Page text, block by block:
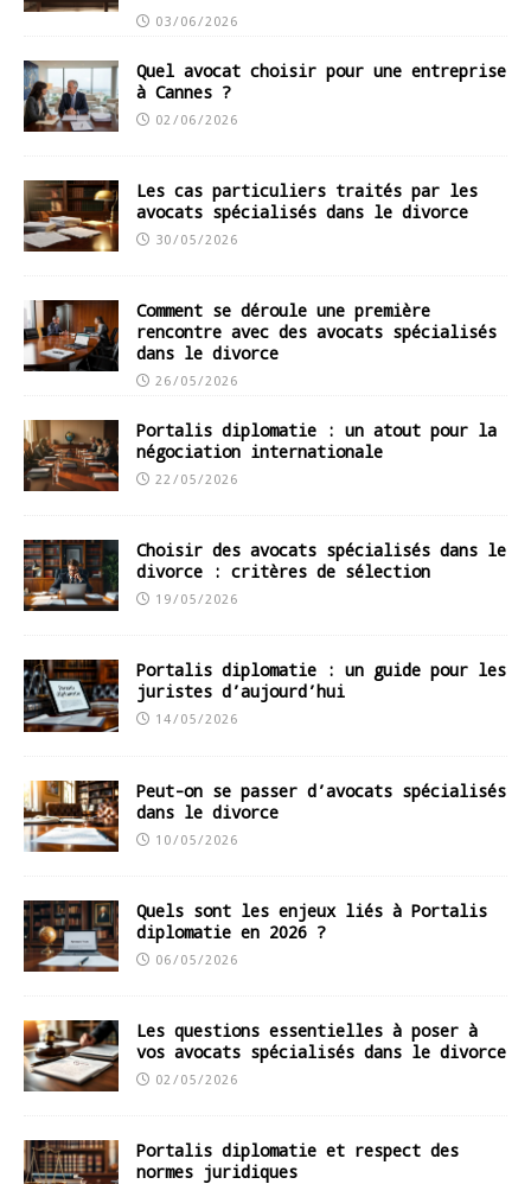
03/06/2026
Quel avocat choisir pour une entreprise
à Cannes ?
02/06/2026
Les cas particuliers traités par les
avocats spécialisés dans le divorce
30/05/2026
Comment se déroule une première
rencontre avec des avocats spécialisés
dans le divorce
26/05/2026
Portalis diplomatie : un atout pour la
négociation internationale
22/05/2026
Choisir des avocats spécialisés dans le
divorce : critères de sélection
19/05/2026
Portalis diplomatie : un guide pour les
juristes d’aujourd’hui
14/05/2026
Peut-on se passer d’avocats spécialisés
dans le divorce
10/05/2026
Quels sont les enjeux liés à Portalis
diplomatie en 2026 ?
06/05/2026
Les questions essentielles à poser à
vos avocats spécialisés dans le divorce
02/05/2026
Portalis diplomatie et respect des
normes juridiques